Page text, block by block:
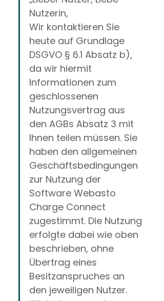
Nutzerin,
Wir kontaktieren Sie
heute auf Grundlage
DSGVO § 6.1 Absatz b),
da wir hiermit
Informationen zum
geschlossenen
Nutzungsvertrag aus
den AGBs Absatz 3 mit
Ihnen teilen müssen. Sie
haben den allgemeinen
Geschäftsbedingungen
zur Nutzung der
Software Webasto
Charge Connect
zugestimmt. Die Nutzung
erfolgte dabei wie oben
beschrieben, ohne
Übertrag eines
Besitzanspruches an
den jeweiligen Nutzer.